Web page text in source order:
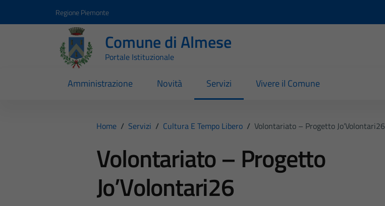
Regione Piemonte
Comune di Almese
Portale Istituzionale
Amministrazione Novità Servizi Vivere il Comune
Home / Servizi / Cultura E Tempo Libero / Volontariato – Progetto Jo’Volontari26
Volontariato – Progetto
Jo’Volontari26